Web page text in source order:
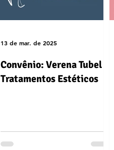
Convênio: Verena Tubel -
Tratamentos Estéticos
13 de mar. de 2025